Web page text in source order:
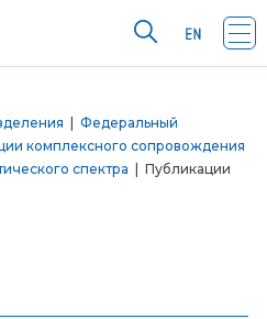
Федеральный
комплексного сопровождения
спектра | Публикации